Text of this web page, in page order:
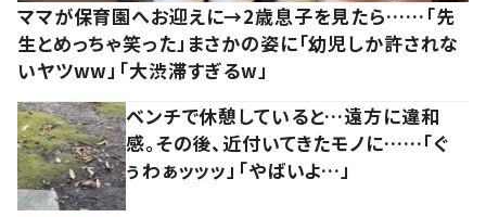
ママが保育園へお迎えに→2歳息子を見たら……「先
生とめっちゃ笑った」まさかの姿に「幼児しか許されな
いヤツww」「大渋滞すぎるw」
ベンチで休憩していると…遠方に違和
感。その後、近付いてきたモノに……「ぐ
ぅわぁッッッ」「やばいよ…」